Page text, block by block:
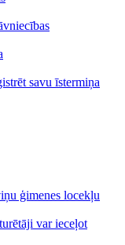
savu īstermiņa
ģimenes locekļu
var ieceļot